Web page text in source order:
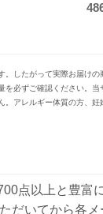
したがって実際お届け
必ずご確認ください。
アレルギー体質の方、
点以上と豊富
だいてから各